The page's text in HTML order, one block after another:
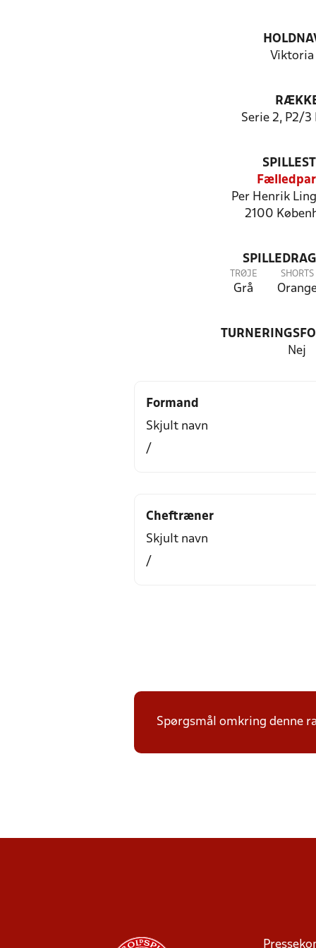
Viktoria
Serie 2, P2/3
Per Henrik
2100
TRØJE
Grå
SHORTS
Nej
Formand
Skjult navn
/
Cheftræner
Skjult navn
/
Spørgsmål omkring denne